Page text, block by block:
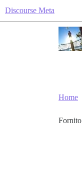
Discourse Meta
Home